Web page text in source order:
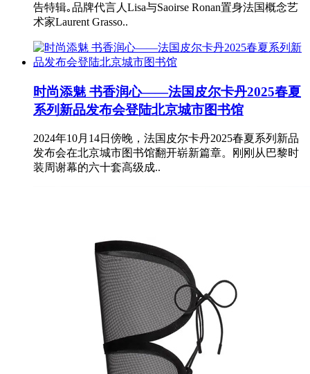
告特辑｡品牌代言人Lisa与Saoirse Ronan置身法国概念艺
术家Laurent Grasso..
时尚添魅 书香润心——法国皮尔卡丹2025春夏
系列新品发布会登陆北京城市图书馆
2024年10月14日傍晚，法国皮尔卡丹2025春夏系列新品
发布会在北京城市图书馆翻开崭新篇章。刚刚从巴黎时
装周谢幕的六十套高级成..